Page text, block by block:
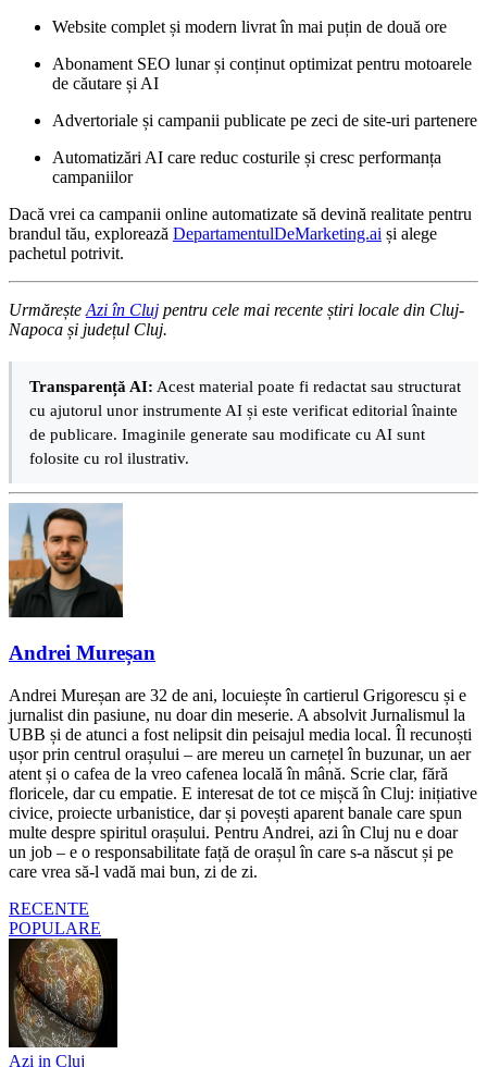
Website complet și modern livrat în mai puțin de două ore
Abonament SEO lunar și conținut optimizat pentru motoarele
de căutare și AI
Advertoriale și campanii publicate pe zeci de site-uri partenere
Automatizări AI care reduc costurile și cresc performanța
campaniilor
Dacă vrei ca campanii online automatizate să devină realitate pentru
brandul tău, explorează DepartamentulDeMarketing.ai și alege
pachetul potrivit.
Urmărește Azi în Cluj pentru cele mai recente știri locale din Cluj-
Napoca și județul Cluj.
Transparență AI: Acest material poate fi redactat sau structurat
cu ajutorul unor instrumente AI și este verificat editorial înainte
de publicare. Imaginile generate sau modificate cu AI sunt
folosite cu rol ilustrativ.
Andrei Mureșan
Andrei Mureșan are 32 de ani, locuiește în cartierul Grigorescu și e
jurnalist din pasiune, nu doar din meserie. A absolvit Jurnalismul la
UBB și de atunci a fost nelipsit din peisajul media local. Îl recunoști
ușor prin centrul orașului – are mereu un carnețel în buzunar, un aer
atent și o cafea de la vreo cafenea locală în mână. Scrie clar, fără
floricele, dar cu empatie. E interesat de tot ce mișcă în Cluj: inițiative
civice, proiecte urbanistice, dar și povești aparent banale care spun
multe despre spiritul orașului. Pentru Andrei, azi în Cluj nu e doar
un job – e o responsabilitate față de orașul în care s-a născut și pe
care vrea să-l vadă mai bun, zi de zi.
RECENTE
POPULARE
Azi in Cluj